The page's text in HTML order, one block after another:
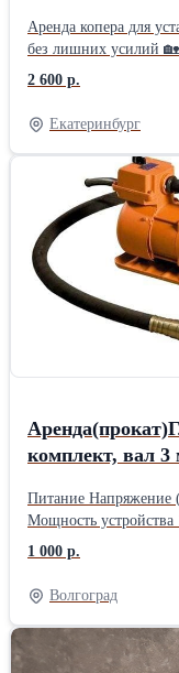
Аренда копера для
без лишних усилий 🏡 Ставите забор на даче или участке?
Вместо тяжёлой
MESSER JH‑70 — он
Справитесь вдвоём
неделю. 🛠 Что вы получаете: готовый к работе инструмент: всё
настроено, залита
короткий инструктаж
столбы; поддержку
инструментом
2 600 р.
Екатеринбург
комплект, вал
Питание Напряжение
Мощность устройства
Дополнительная
Длина булавы 3 м
вибронаконечника
питания инструмента
Глубинный вибратор
38 мм Описание Глубинный вибратор для бетона TeaM ЭП1400,
1 000 р.
Волгоград